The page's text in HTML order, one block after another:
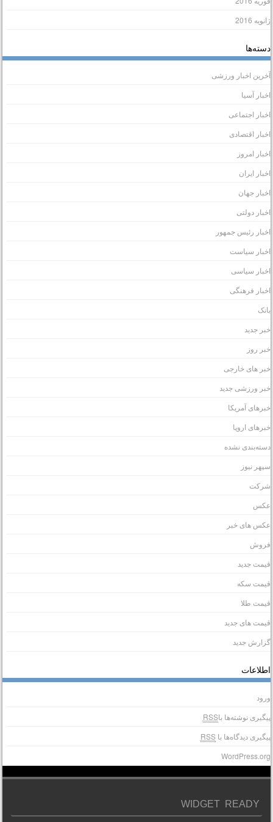
2016
اخبار ورزشی
آسیا
اجتماعی
اقتصادی
امروز
ایران
جهان
دولتی
رئیس جمهور
سیاست
سیاسی
فرهنگی
جدید
روز
های خارجی
ورزشی جدید
آمریکا
اروپا
نشده
نیوز
های خبر
جدید
سکه
طلا
های جدید
جدید
نوشته‌ها باRSS
دیدگاه‌ها باRSS
WIDGET READY